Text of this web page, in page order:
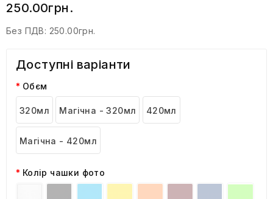
250.00грн.
Без ПДВ: 250.00грн.
Доступні варіанти
Обєм
320мл Магічна - 320мл 420мл
Магічна - 420мл
Колір чашки фото